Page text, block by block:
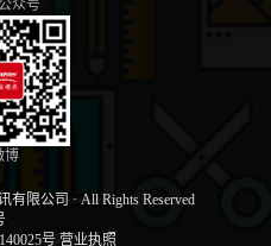
众号
博
有限公司 · All Rights Reserved
号 营业执照